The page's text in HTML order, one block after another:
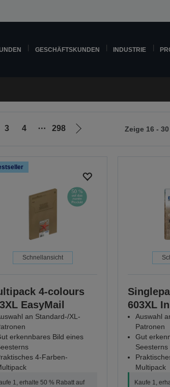
GESCHÄFTSKUNDEN INDUSTRIE
3 4 ⋯ 298
Zur
Zeige 16 -
Schnellansicht
4-colours
EasyMail
an Standard-/XL-
erkennbares Bild eines
4-Farben-
1, erhalte 50 % Rabatt auf
603XL
Auswahl
Patronen
Gut
Seesterns
Multipack
Kaufe 1,